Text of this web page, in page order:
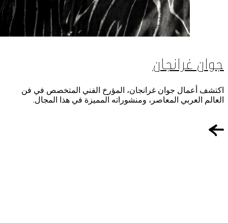
جوان غرانجان
اكتشف أعمال جوان غرانجان، المؤرخ الفني المتخصص في فن
العالم العربي المعاصر، ومنشوراته المميزة في هذا المجال.
سياسة ملفات تعريف الارتباط